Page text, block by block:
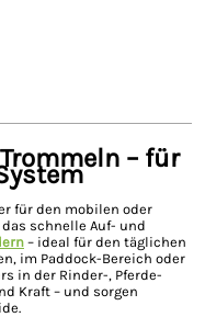
– für
für den mobilen oder
schnelle Auf- und
– ideal für den täglichen
im Paddock-Bereich oder
in der Rinder-, Pferde-
Kraft – und sorgen